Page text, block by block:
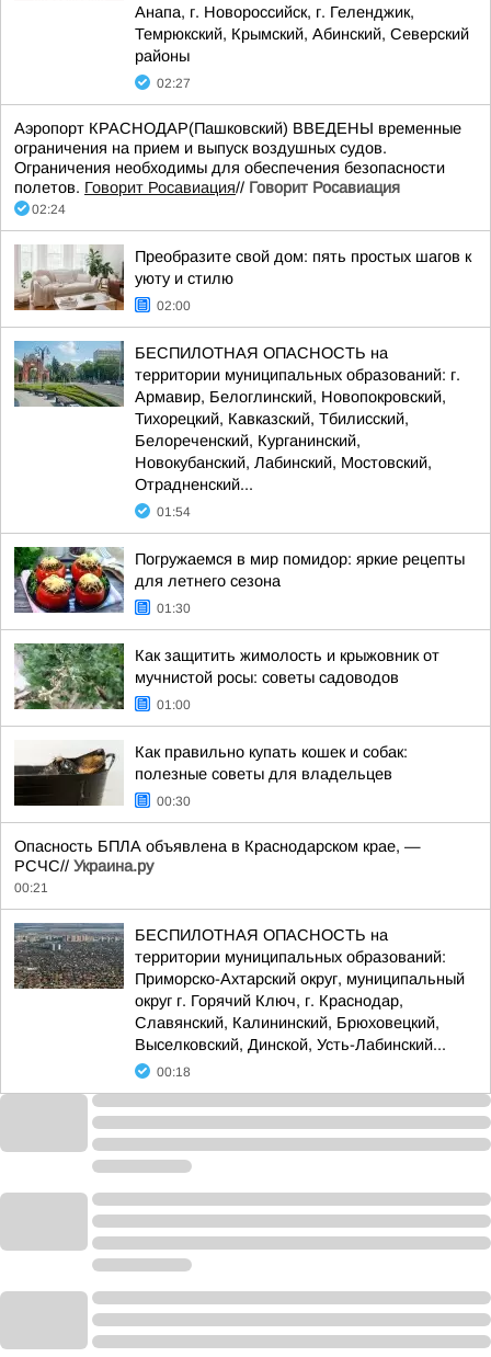
Анапа, г. Новороссийск, г. Геленджик,
Темрюкский, Крымский, Абинский, Северский
районы
02:27
Аэропорт КРАСНОДАР(Пашковский) ВВЕДЕНЫ временные
ограничения на прием и выпуск воздушных судов.
Ограничения необходимы для обеспечения безопасности
полетов. Говорит Росавиация// Говорит Росавиация
02:24
Преобразите свой дом: пять простых шагов к
уюту и стилю
02:00
БЕСПИЛОТНАЯ ОПАСНОСТЬ на
территории муниципальных образований: г.
Армавир, Белоглинский, Новопокровский,
Тихорецкий, Кавказский, Тбилисский,
Белореченский, Курганинский,
Новокубанский, Лабинский, Мостовский,
Отрадненский...
01:54
Погружаемся в мир помидор: яркие рецепты
для летнего сезона
01:30
Как защитить жимолость и крыжовник от
мучнистой росы: советы садоводов
01:00
Как правильно купать кошек и собак:
полезные советы для владельцев
00:30
Опасность БПЛА объявлена в Краснодарском крае, —
РСЧС// Украина.ру
00:21
БЕСПИЛОТНАЯ ОПАСНОСТЬ на
территории муниципальных образований:
Приморско-Ахтарский округ, муниципальный
округ г. Горячий Ключ, г. Краснодар,
Славянский, Калининский, Брюховецкий,
Выселковский, Динской, Усть-Лабинский...
00:18